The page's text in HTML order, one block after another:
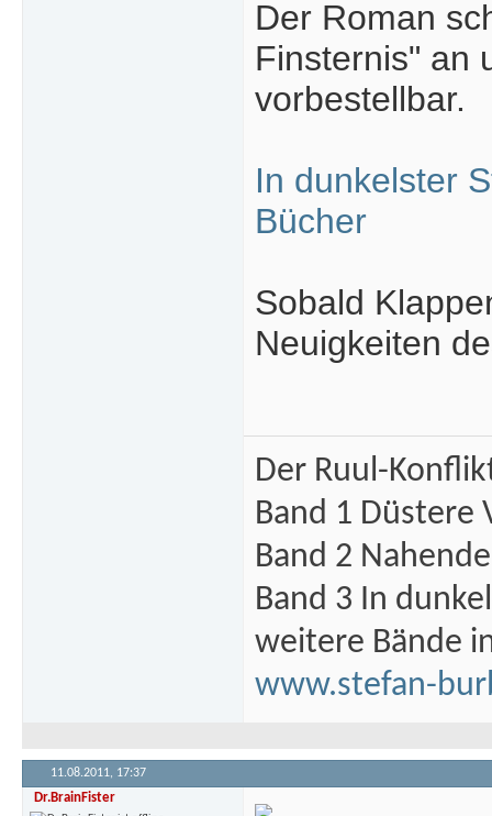
Der Roman
Finsternis" an
vorbestellbar.
In dunkelster
Bücher
Sobald
Neuigkeiten
Der Ruul-
Band 1 Düstere
Band 2
Band 3 In
weitere Bände
www.stefan-
11.08.2011, 17:37
Dr.BrainFister